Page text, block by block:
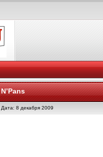
N’Pans
Дата: 8 декабря 2009